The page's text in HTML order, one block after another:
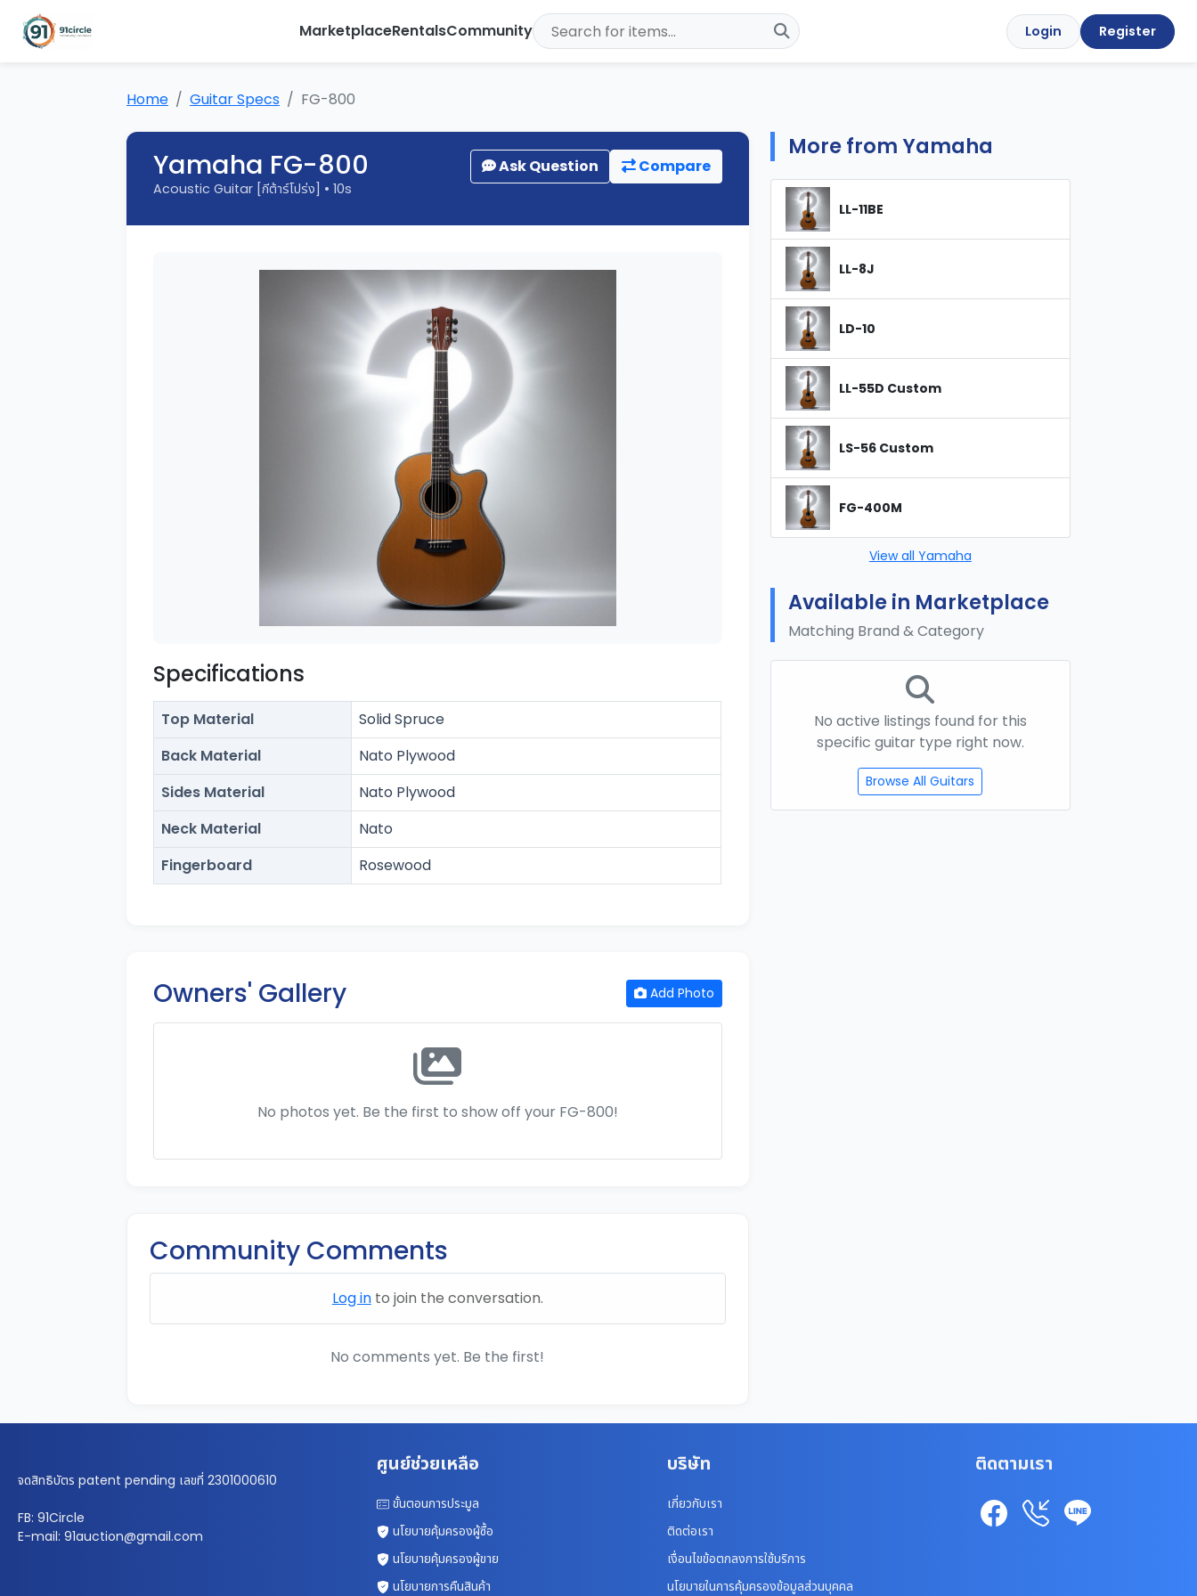
MarketplaceRentalsCommunity Login Register
Home Guitar Specs FG-800
Yamaha FG-800
Acoustic Guitar [กีต้าร์โปร่ง] • 10s
Ask Question Compare
Specifications
Top Material
Solid Spruce
Back Material
Nato Plywood
Sides Material
Nato Plywood
Neck Material
Nato
Fingerboard
Rosewood
Owners' Gallery Add Photo
No photos yet. Be the first to show off your FG-800!
Community Comments
Log into join the conversation.
No comments yet. Be the first!
More from Yamaha
LL-11BE
LL-8J
LD-10
LL-55D Custom
LS-56 Custom
FG-400M
View all Yamaha
Available in Marketplace
Matching Brand & Category
No active listings found for this
specific guitar type right now.
Browse All Guitars
จดสิทธิบัตร patent pending เลขที่ 2301000610
FB: 91Circle
E-mail: 91auction@gmail.com
ศูนย์ช่วยเหลือ
ขั้นตอนการประมูล
นโยบายคุ้มครองผู้ซื้อ
นโยบายคุ้มครองผู้ขาย
นโยบายการคืนสินค้า
บริษัท
เกี่ยวกับเรา
ติดต่อเรา
เงื่อนไขข้อตกลงการใช้บริการ
นโยบายในการคุ้มครองข้อมูลส่วนบุคคล
ติดตามเรา